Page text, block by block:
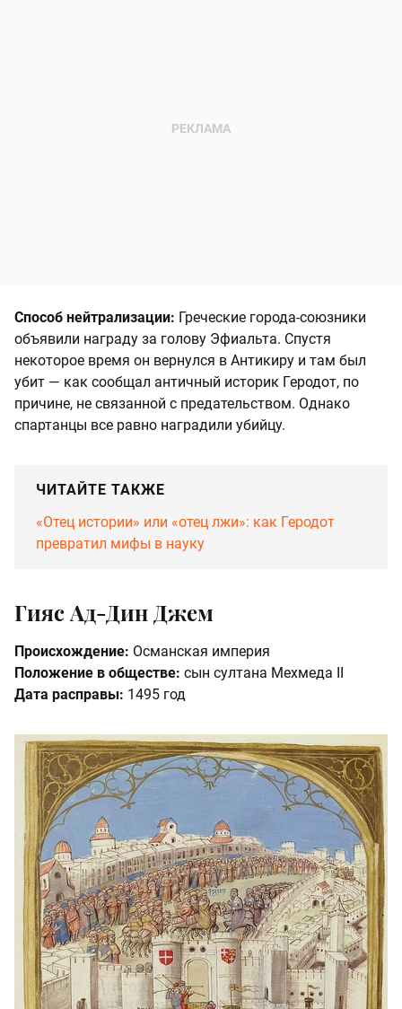
Способ нейтрализации: Греческие города-союзники
объявили награду за голову Эфиальта. Спустя
некоторое время он вернулся в Антикиру и там был
убит — как сообщал античный историк Геродот, по
причине, не связанной с предательством. Однако
спартанцы все равно наградили убийцу.
ЧИТАЙТЕ ТАКЖЕ
«Отец истории» или «отец лжи»: как Геродот
превратил мифы в науку
Гияс Ад-Дин Джем
Происхождение: Османская империя
Положение в обществе: сын султана Мехмеда II
Дата расправы: 1495 год